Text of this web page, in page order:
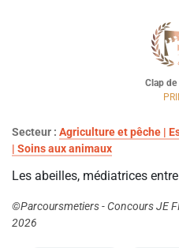
Clap
Secteur : Agriculture et pêche |
| Soins aux animaux
Les abeilles, médiatrices
©Parcoursmetiers - Concours JE
2026